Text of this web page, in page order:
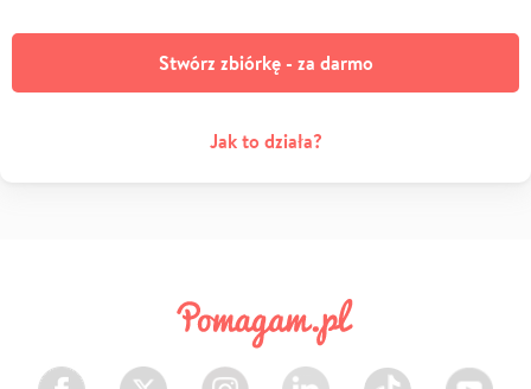
Stwórz zbiórkę - za darmo
Jak to działa?
Facebook Twitter Instagram LinkedIn TikTok Youtube